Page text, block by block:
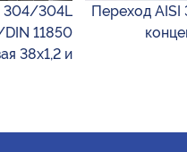
304/304L
11850
38х1,2 и
Переход